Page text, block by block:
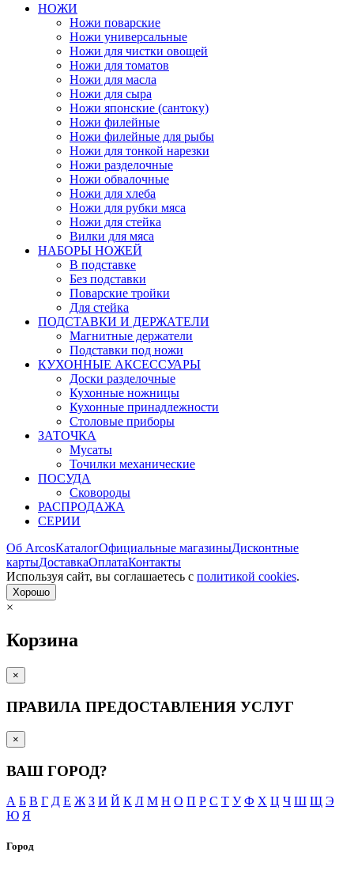
НОЖИ
Ножи поварские
Ножи универсальные
Ножи для чистки овощей
Ножи для томатов
Ножи для масла
Ножи для сыра
Ножи японские (сантоку)
Ножи филейные
Ножи филейные для рыбы
Ножи для тонкой нарезки
Ножи разделочные
Ножи обвалочные
Ножи для хлеба
Ножи для рубки мяса
Ножи для стейка
Вилки для мяса
НАБОРЫ НОЖЕЙ
В подставке
Без подставки
Поварские тройки
Для стейка
ПОДСТАВКИ И ДЕРЖАТЕЛИ
Магнитные держатели
Подставки под ножи
КУХОННЫЕ АКСЕССУАРЫ
Доски разделочные
Кухонные ножницы
Кухонные принадлежности
Столовые приборы
ЗАТОЧКА
Мусаты
Точилки механические
ПОСУДА
Сковороды
РАСПРОДАЖА
СЕРИИ
Об ArcosКаталогОфициальные магазиныДисконтные
картыДоставкаОплатаКонтакты
Используя сайт, вы согла­шаетесь с политикой cookies.
Хорошо
×
Корзина
×
ПРАВИЛА ПРЕДОСТАВЛЕНИЯ УСЛУГ
×
ВАШ ГОРОД?
А Б В Г Д Е Ж З И Й К Л М Н О П Р С Т У Ф Х Ц Ч Ш Щ Э
Ю Я
Город